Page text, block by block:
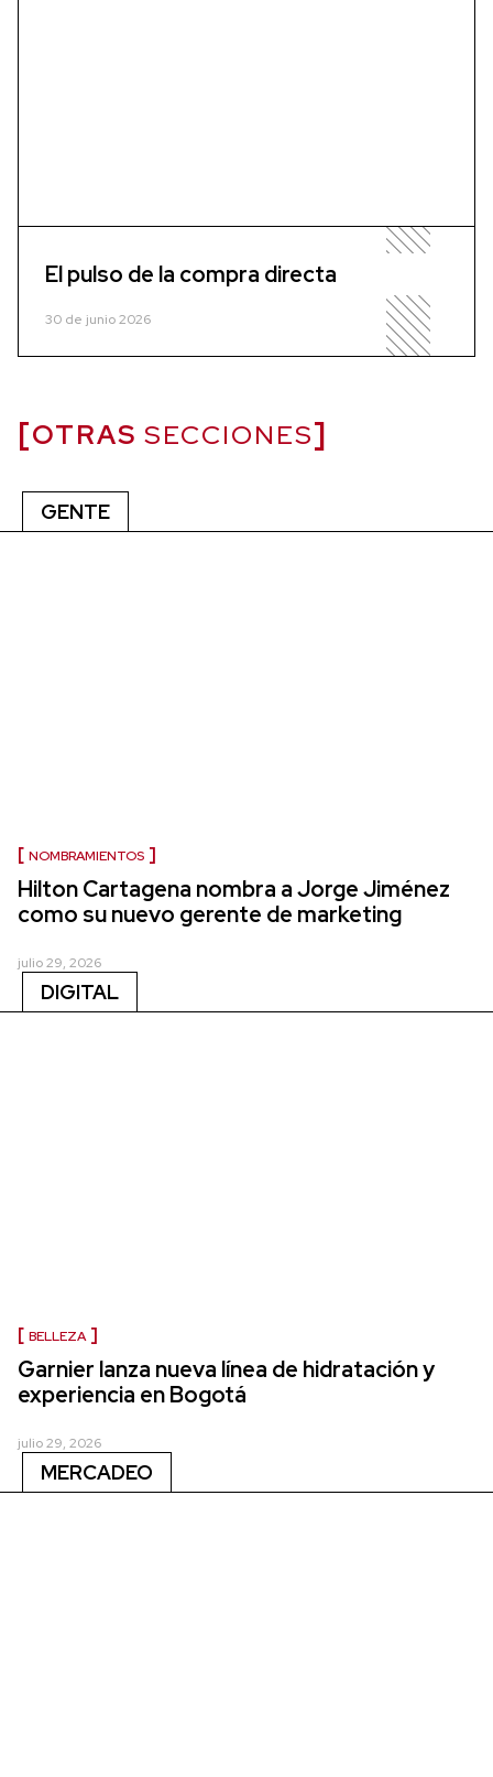
El pulso de la compra directa
30 de junio 2026
OTRAS SECCIONES
GENTE
NOMBRAMIENTOS
Hilton Cartagena nombra a Jorge Jiménez
como su nuevo gerente de marketing
julio 29, 2026
DIGITAL
BELLEZA
Garnier lanza nueva línea de hidratación y
experiencia en Bogotá
julio 29, 2026
MERCADEO